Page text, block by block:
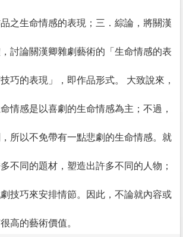
之生命情感的表現；三．綜論，將關漢
討論關漢卿雜劇藝術的「生命情感的表
巧的表現」，即作品形式。 大致說來，
情感是以喜劇的生命情感為主；不過，
所以不免帶有一點悲劇的生命情感。就
不同的題材，塑造出許多不同的人物；
技巧來安排情節。因此，不論就內容或
高的藝術價值。